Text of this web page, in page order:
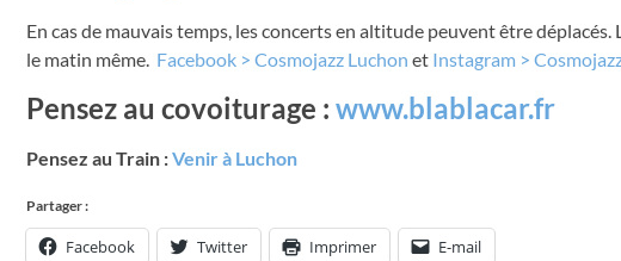
En cas de mauvais temps, les concerts en altitude peuvent être
le matin même. Facebook > Cosmojazz Luchon et Instagram >
Pensez au covoiturage : www.blablacar.fr
Pensez au Train :Venir à Luchon
Partager :
Facebook Twitter Imprimer E-mail